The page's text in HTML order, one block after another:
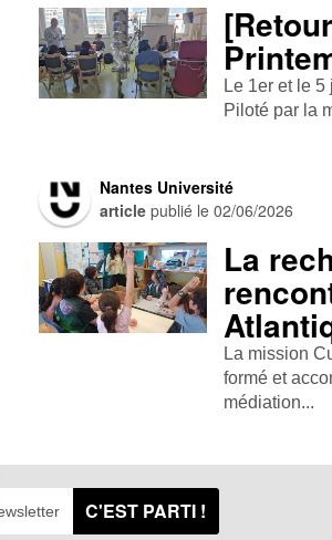
Le 1er et le
Piloté par la
Nantes Université
article publié le02/06/2026
La
La mission
formé et
médiation...
C'EST PARTI !